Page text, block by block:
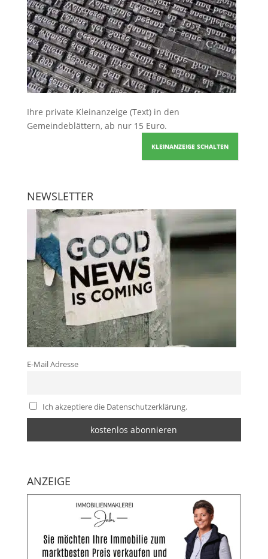
Ihre private Kleinanzeige (Text) in den
Gemeindeblättern, ab nur 15 Euro.
KLEINANZEIGE SCHALTEN
NEWSLETTER
E-Mail Adresse
Ich akzeptiere die Datenschutzerklärung.
ANZEIGE